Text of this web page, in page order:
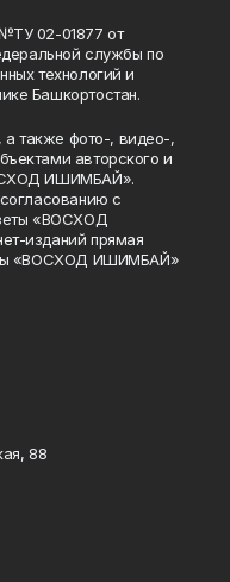
02-01877 от
службы по
технологий и
Башкортостан.
а также фото-, видео-,
авторского и
ИШИМБАЙ».
с
«ВОСХОД
изданий прямая
«ВОСХОД ИШИМБАЙ»
88